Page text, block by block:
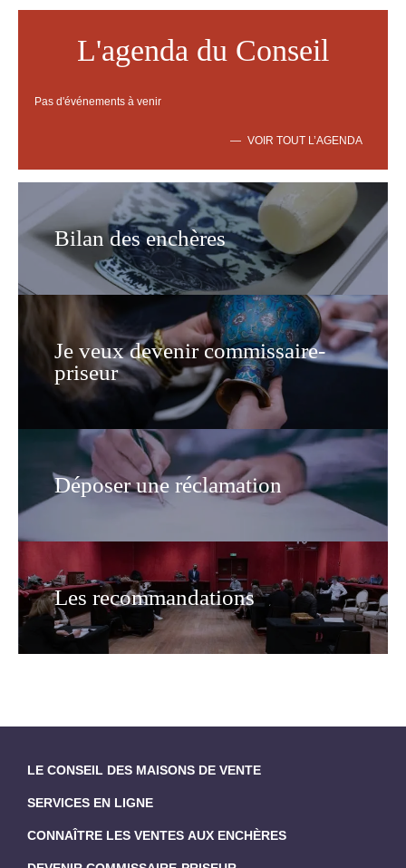
L'agenda du Conseil
Pas d'événements à venir
VOIR TOUT L’AGENDA
Bilan des enchères
Je veux devenir commissaire-
priseur
Déposer une réclamation
Les recommandations
LE CONSEIL DES MAISONS DE VENTE
SERVICES EN LIGNE
CONNAÎTRE LES VENTES AUX ENCHÈRES